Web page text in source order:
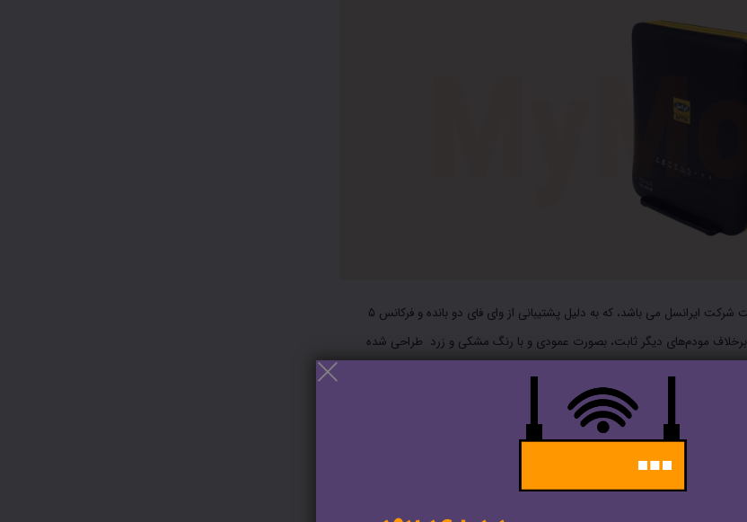
مودم ایرانسل TD-i40 یک مدل از مودم های داخلی و رومیزی TD-LTE یا همان اینترنت ثابت شرکت ایرانسل می باشد، که به دلیل پشتیبانی از وای ‌فای دو بانده و فرکانس ۵
گیگاهرتز جزء پر طرفدار ترین مدل از مودم های ثابت td-lte می باشد. مودم ایرانسل td-i40 برخلاف مودم‌های دیگر ثابت، بصورت عمودی و با رنگ مشکی و زرد طراحی شده